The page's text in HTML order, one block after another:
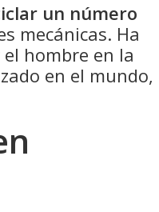
un número
mecánicas. Ha
hombre en la
en el mundo,